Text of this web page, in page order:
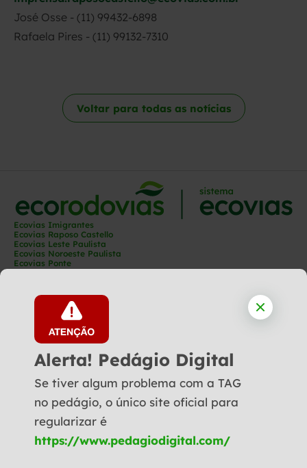
José Osse - (11) 99432-6898
Rafaela Pires - (11) 99132-7310
Voltar para todas as notícias
Ecovias Imigrantes
Ecovias Raposo Castello
Ecovias Leste Paulista
Ecovias Noroeste Paulista
Ecovias Ponte
Ecovias Norte Minas
Ecovias Cerrado
Ecovias Araguaia
Ecoporto
Ecopátio
Siga-nos:
Demonstrações Financeiras
© Copyright 2025 - Todos os direitos reservados a Ecovias
Alerta! Pedágio Digital
Se tiver algum problema com a TAG
no pedágio, o único site oficial para
regularizar é
https://www.pedagiodigital.com/